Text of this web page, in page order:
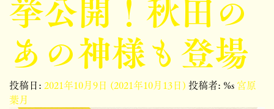
あの神様も登場
投稿日:2021年10月9日 (2021年10月13日) 投稿者: %s宮原
葉月